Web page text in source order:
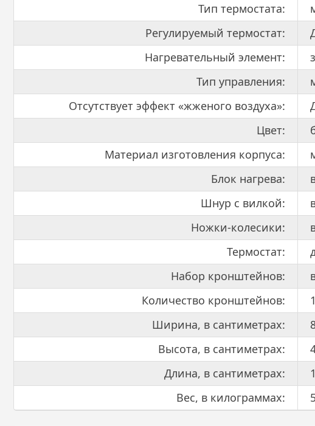
Тип термостата:
Регулируемый термостат:
Нагревательный элемент:
Тип управления:
Отсутствует эффект «жженого воздуха»:
Цвет:
Материал изготовления корпуса:
Блок нагрева:
Шнур с вилкой:
Ножки-колесики:
Термостат:
Набор кронштейнов:
Количество кронштейнов:
Ширина, в сантиметрах:
Высота, в сантиметрах:
Длина, в сантиметрах:
Вес, в килограммах: